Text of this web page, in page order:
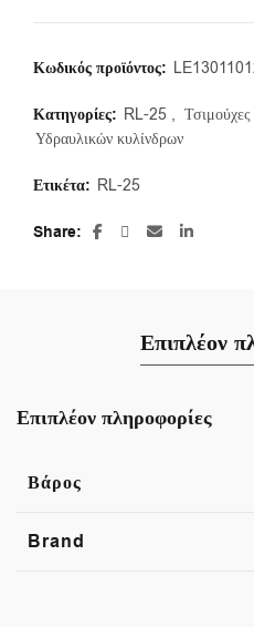
Κωδικός προϊόντος:
Κατηγορίες: RL-25 ,
Υδραυλικών κυλίνδρων
Ετικέτα: RL-25
Share
Επιπλέον
Επιπλέον πληροφορίες
Βάρος
Brand